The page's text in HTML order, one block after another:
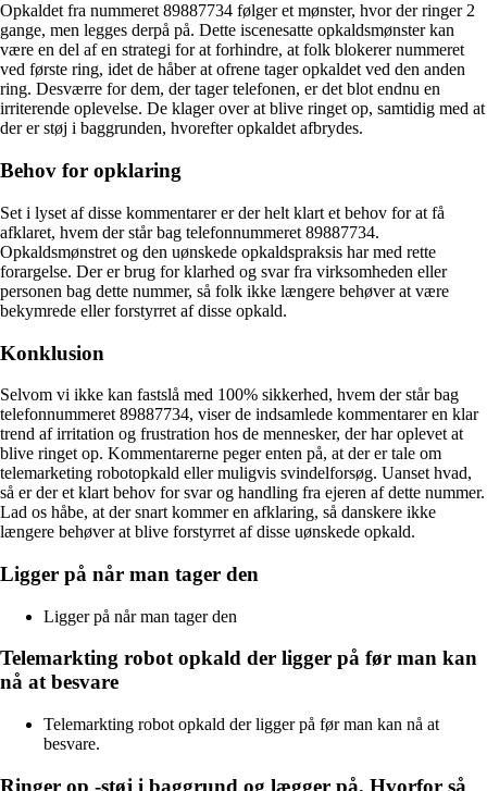
Opkaldet fra nummeret 89887734 følger et mønster, hvor der ringer 2
gange, men legges derpå på. Dette iscenesatte opkaldsmønster kan
være en del af en strategi for at forhindre, at folk blokerer nummeret
ved første ring, idet de håber at ofrene tager opkaldet ved den anden
ring. Desværre for dem, der tager telefonen, er det blot endnu en
irriterende oplevelse. De klager over at blive ringet op, samtidig med at
der er støj i baggrunden, hvorefter opkaldet afbrydes.
Behov for opklaring
Set i lyset af disse kommentarer er der helt klart et behov for at få
afklaret, hvem der står bag telefonnummeret 89887734.
Opkaldsmønstret og den uønskede opkaldspraksis har med rette
forargelse. Der er brug for klarhed og svar fra virksomheden eller
personen bag dette nummer, så folk ikke længere behøver at være
bekymrede eller forstyrret af disse opkald.
Konklusion
Selvom vi ikke kan fastslå med 100% sikkerhed, hvem der står bag
telefonnummeret 89887734, viser de indsamlede kommentarer en klar
trend af irritation og frustration hos de mennesker, der har oplevet at
blive ringet op. Kommentarerne peger enten på, at der er tale om
telemarketing robotopkald eller muligvis svindelforsøg. Uanset hvad,
så er der et klart behov for svar og handling fra ejeren af dette nummer.
Lad os håbe, at der snart kommer en afklaring, så danskere ikke
længere behøver at blive forstyrret af disse uønskede opkald.
Ligger på når man tager den
Ligger på når man tager den
Telemarkting robot opkald der ligger på før man kan
nå at besvare
Telemarkting robot opkald der ligger på før man kan nå at
besvare.
Ringer op -støj i baggrund og lægger på. Hvorfor så